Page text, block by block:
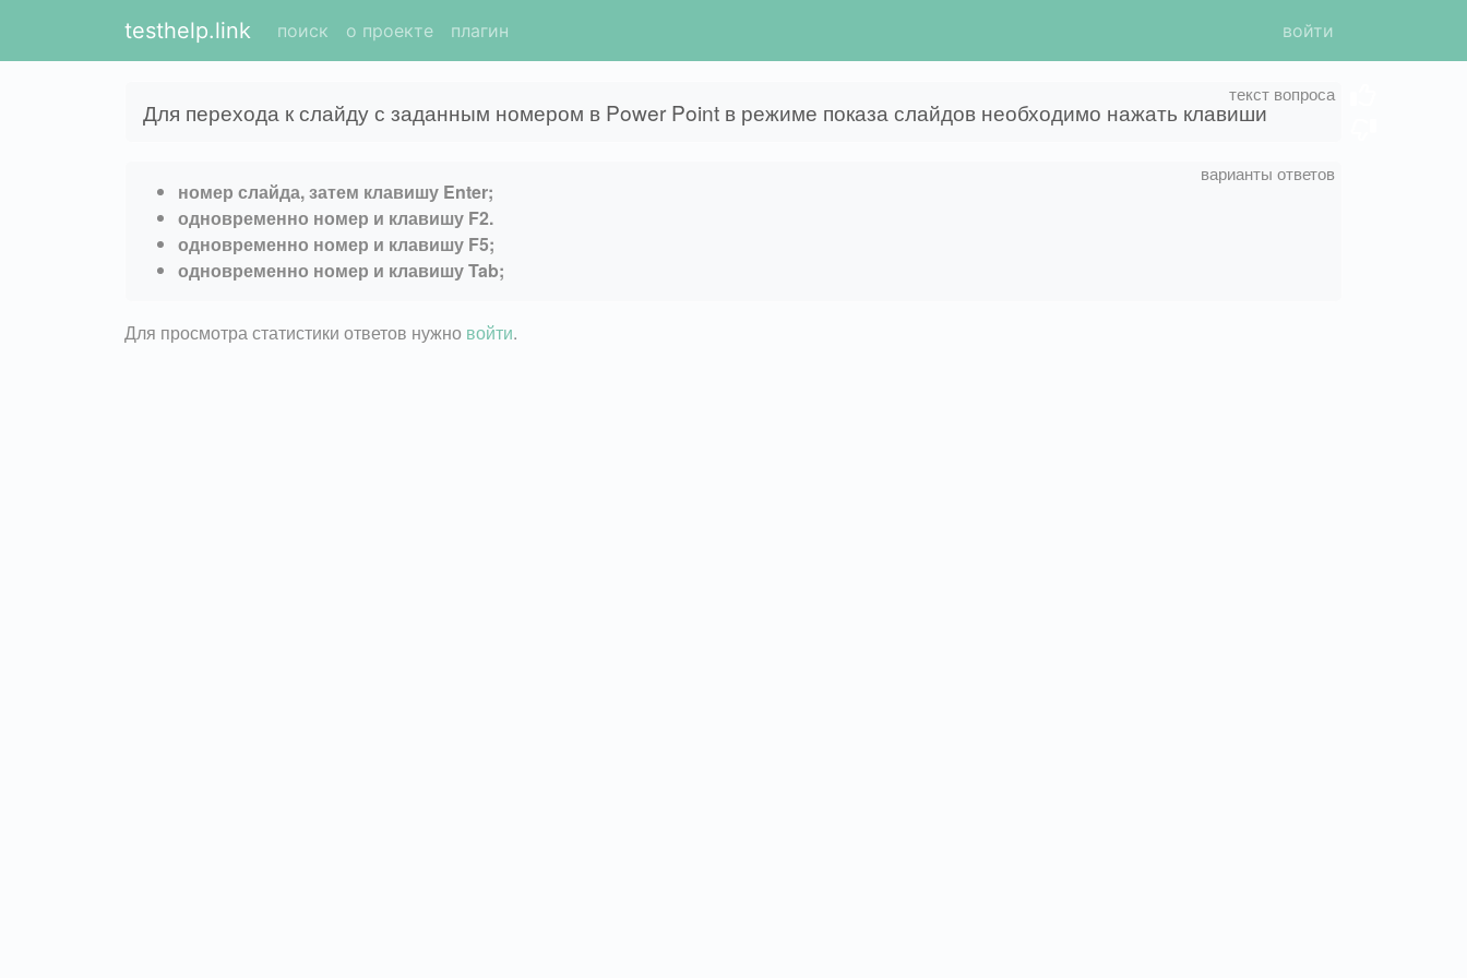
testhelp.link поиск о проекте плагин войти
Для перехода к слайду с заданным номером в Power Point в режиме показа слайдов необходимо нажать клавиши
номер слайда, затем клавишу Enter;
одновременно номер и клавишу F2.
одновременно номер и клавишу F5;
одновременно номер и клавишу Tab;
Для просмотра статистики ответов нужно войти.